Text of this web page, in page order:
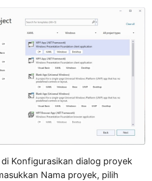
Konfigurasikan dialog proyek
Nama proyek, pilih